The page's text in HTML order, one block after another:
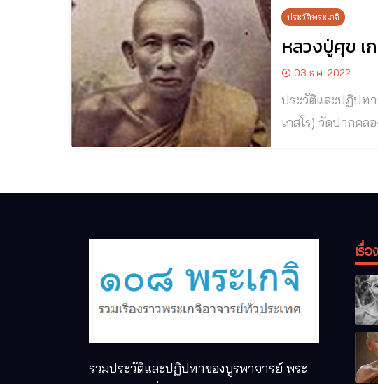
ประวัติพระเกจิ
หลวงปู่ศุข เ
03 ธ.ค. 2022
ประวัติและปฏิปทาหลวงปู่ศุข เกสโร วัดปากคลองมะขา
เกสโร) วัดปากคลองมะขามเฒ่า อ.วัด
รวมประวัติและปฏิปทาของบูรพาจารย์ พระ
เรื่